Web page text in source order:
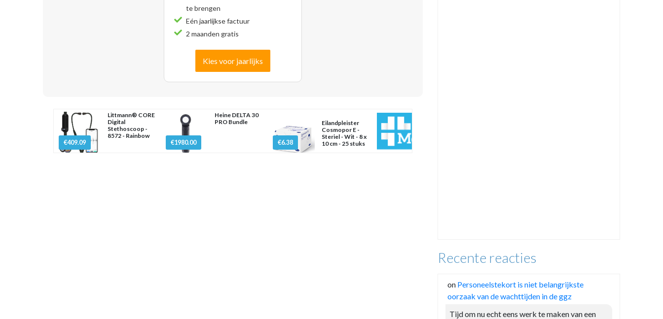
te brengen
Eén jaarlijkse factuur
2 maanden gratis
Kies voor jaarlijks
€409.09
Littmann® CORE
Digital
Stethoscoop -
8572 - Rainbow
€1980.00
Heine DELTA 30
PRO Bundle
€6.38
Eilandpleister
Cosmopor E -
Steriel - Wit - 8 x
10 cm - 25 stuks
Recente reacties
on Personeelstekort is niet belangrijkste
oorzaak van de wachttijden in de ggz
Tijd om nu echt eens werk te maken van een